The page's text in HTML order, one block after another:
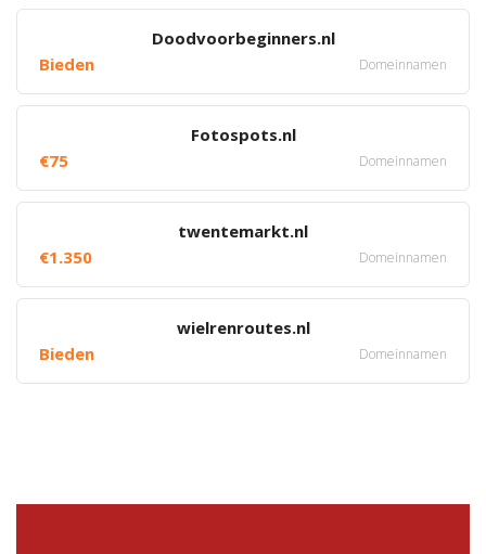
Doodvoorbeginners.nl
Bieden
Domeinnamen
Fotospots.nl
€75
Domeinnamen
twentemarkt.nl
€1.350
Domeinnamen
wielrenroutes.nl
Bieden
Domeinnamen